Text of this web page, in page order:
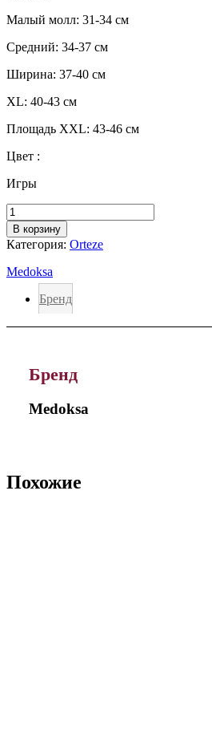
Малый молл: 31-34 см
Средний: 34-37 см
Ширина: 37-40 см
ХL: 40-43 см
Площадь XXL: 43-46 см
Цвет :
Игры
Количество
товара
Наколенник
распорный
со
связкой
SP003
В корзину
Категория: Orteze
Medoksa
Бренд
Бренд
Medoksa
Похожие